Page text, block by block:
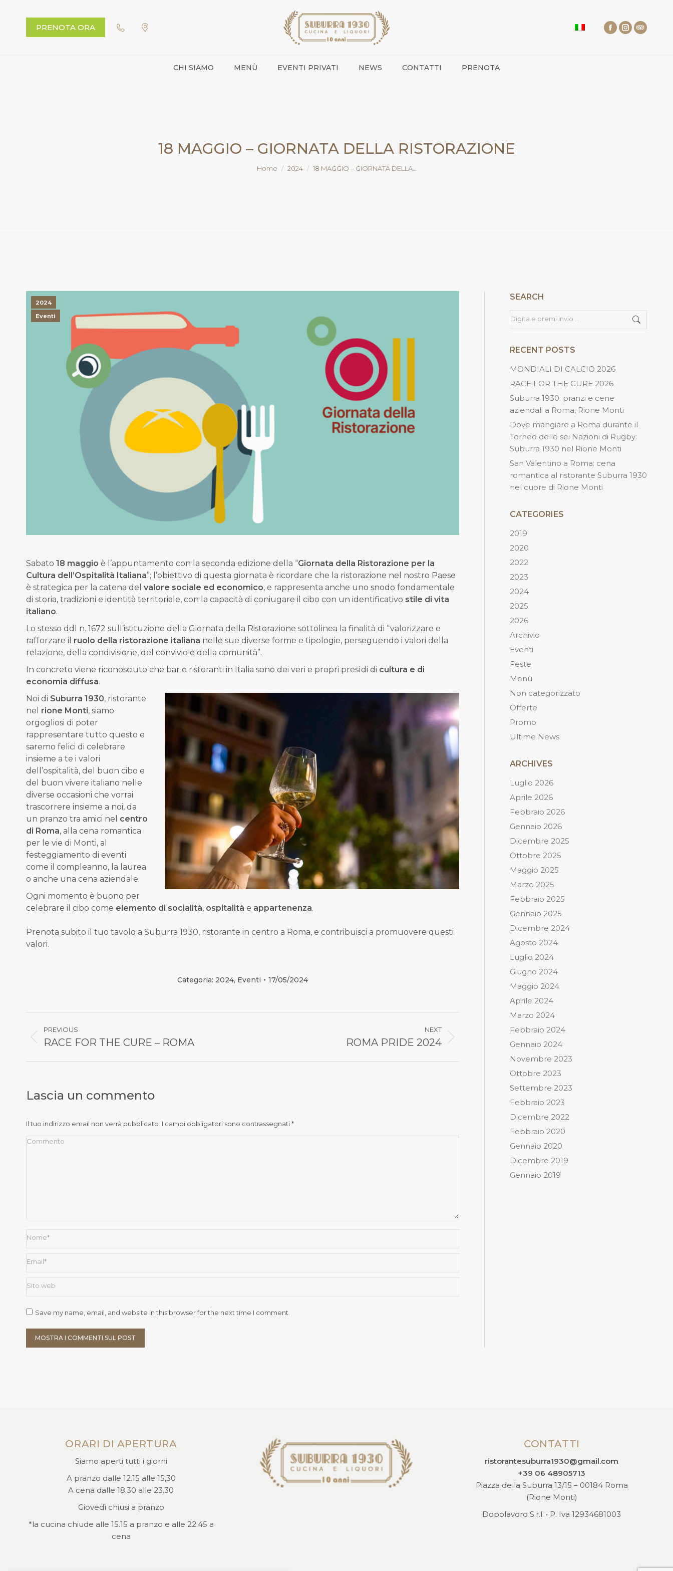
PRENOTA ORA
CHI SIAMO MENÙ EVENTI PRIVATI NEWS CONTATTI PRENOTA
18 MAGGIO – GIORNATA DELLA RISTORAZIONE
You are here:
Home 2024 18 MAGGIO – GIORNATA DELLA…
2024
Eventi
Sabato 18 maggio è l’appuntamento con la seconda edizione della “Giornata della Ristorazione per la
Cultura dell’Ospitalità Italiana”; l’obiettivo di questa giornata è ricordare che la ristorazione nel nostro Paese
è strategica per la catena del valore sociale ed economico, e rappresenta anche uno snodo fondamentale
di storia, tradizioni e identità territoriale, con la capacità di coniugare il cibo con un identificativo stile di vita
italiano.
Lo stesso ddl n. 1672 sull’istituzione della Giornata della Ristorazione sottolinea la finalità di “valorizzare e
rafforzare il ruolo della ristorazione italiana nelle sue diverse forme e tipologie, perseguendo i valori della
relazione, della condivisione, del convivio e della comunità”.
In concreto viene riconosciuto che bar e ristoranti in Italia sono dei veri e propri presìdi di cultura e di
economia diffusa.
Noi di Suburra 1930, ristorante
nel rione Monti, siamo
orgogliosi di poter
rappresentare tutto questo e
saremo felici di celebrare
insieme a te i valori
dell’ospitalità, del buon cibo e
del buon vivere italiano nelle
diverse occasioni che vorrai
trascorrere insieme a noi, da
un pranzo tra amici nel centro
di Roma, alla cena romantica
per le vie di Monti, al
festeggiamento di eventi
come il compleanno, la laurea
o anche una cena aziendale.
Ogni momento è buono per
celebrare il cibo come elemento di socialità, ospitalità e appartenenza.
Prenota subito il tuo tavolo a Suburra 1930, ristorante in centro a Roma, e contribuisci a promuovere questi
valori.
Categoria: 2024, Eventi 17/05/2024
navigazione
PREVIOUS
Stile
RACE FOR THE CURE – ROMA
NEXT
ROMA PRIDE 2024
Lascia un commento
Il tuo indirizzo email non verrà pubblicato. I campi obbligatori sono contrassegnati*
Commento
Nome *
Email *
Sito web
Save my name, email, and website in this browser for the next time I comment.
MOSTRA I COMMENTI SUL POST
SEARCH
Cerca
RECENT POSTS
MONDIALI DI CALCIO 2026
RACE FOR THE CURE 2026
Suburra 1930: pranzi e cene
aziendali a Roma, Rione Monti
Dove mangiare a Roma durante il
Torneo delle sei Nazioni di Rugby:
Suburra 1930 nel Rione Monti
San Valentino a Roma: cena
romantica al ristorante Suburra 1930
nel cuore di Rione Monti
CATEGORIES
2019
2020
2022
2023
2024
2025
2026
Archivio
Eventi
Feste
Menù
Non categorizzato
Offerte
Promo
Ultime News
ARCHIVES
Luglio 2026
Aprile 2026
Febbraio 2026
Gennaio 2026
Dicembre 2025
Ottobre 2025
Maggio 2025
Marzo 2025
Febbraio 2025
Gennaio 2025
Dicembre 2024
Agosto 2024
Luglio 2024
Giugno 2024
Maggio 2024
Aprile 2024
Marzo 2024
Febbraio 2024
Gennaio 2024
Novembre 2023
Ottobre 2023
Settembre 2023
Febbraio 2023
Dicembre 2022
Febbraio 2020
Gennaio 2020
Dicembre 2019
Gennaio 2019
ORARI DI APERTURA
Siamo aperti tutti i giorni
A pranzo dalle 12.15 alle 15,30
A cena dalle 18.30 alle 23.30
Giovedì chiusi a pranzo
*la cucina chiude alle 15.15 a pranzo e alle 22.45 a
cena
CONTATTI
ristorantesuburra1930@gmail.com
+39 06 48905713
Piazza della Suburra 13/15 – 00184 Roma
(Rione Monti)
Dopolavoro S.r.l. • P. Iva 12934681003